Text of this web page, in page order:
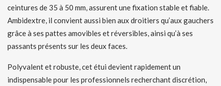
ceintures de 35 à 50 mm, assurent une fixation stable et fiable.
Ambidextre, il convient aussi bien aux droitiers qu’aux gauchers
grâce à ses pattes amovibles et réversibles, ainsi qu’à ses
passants présents sur les deux faces.
Polyvalent et robuste, cet étui devient rapidement un
indispensable pour les professionnels recherchant discrétion,